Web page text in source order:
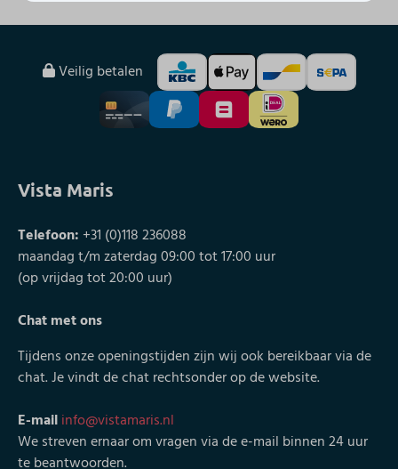
Veilig betalen
Vista Maris
Telefoon: +31 (0)118 236088
maandag t/m zaterdag 09:00 tot 17:00 uur
(op vrijdag tot 20:00 uur)
Chat met ons
Tijdens onze openingstijden zijn wij ook bereikbaar via de
chat. Je vindt de chat rechtsonder op de website.
E-mailinfo@vistamaris.nl
We streven ernaar om vragen via de e-mail binnen 24 uur
te beantwoorden.